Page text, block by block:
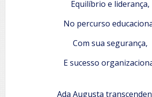
Equilíbrio e liderança,
No percurso
Com sua segurança,
E sucesso
Ada Augusta